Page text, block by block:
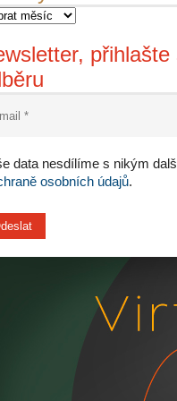
přihlašte
data nesdílíme s nikým
osobních údajů.